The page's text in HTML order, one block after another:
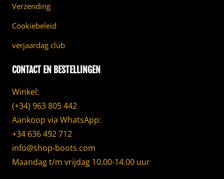
Verzending
Cookiebeleid
verjaardag club
CONTACT EN BESTELLINGEN
Winkel:
(+34) 963 805 442
Aankoop via WhatsApp:
+34 636 492 712
info@shop-boots.com
Maandag t/m vrijdag 10.00-14.00 uur